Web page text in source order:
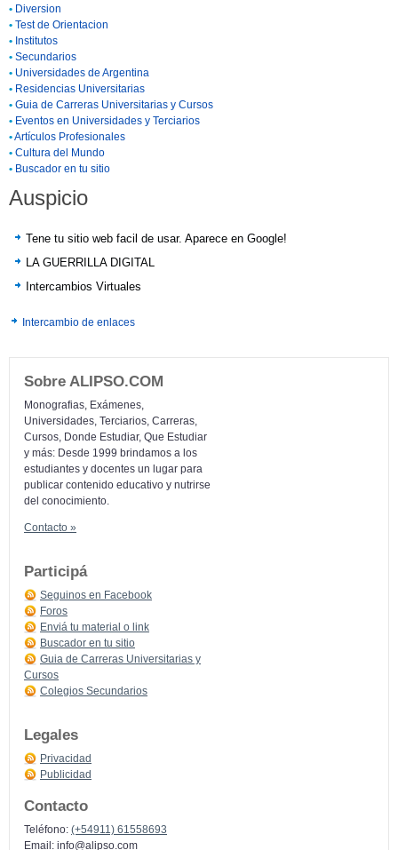
• Diversion
• Test de Orientacion
• Institutos
• Secundarios
• Universidades de Argentina
• Residencias Universitarias
• Guia de Carreras Universitarias y Cursos
• Eventos en Universidades y Terciarios
•Artículos Profesionales
• Cultura del Mundo
• Buscador en tu sitio
Auspicio
Tene tu sitio web facil de usar. Aparece en Google!
LA GUERRILLA DIGITAL
Intercambios Virtuales
Intercambio de enlaces
Sobre ALIPSO.COM
Monografias, Exámenes,
Universidades, Terciarios, Carreras,
Cursos, Donde Estudiar, Que Estudiar
y más: Desde 1999 brindamos a los
estudiantes y docentes un lugar para
publicar contenido educativo y nutrirse
del conocimiento.
Contacto »
Participá
Seguinos en Facebook
Foros
Enviá tu material o link
Buscador en tu sitio
Guia de Carreras Universitarias y
Cursos
Colegios Secundarios
Legales
Privacidad
Publicidad
Contacto
Teléfono: (+54911) 61558693
Email: info@alipso.com